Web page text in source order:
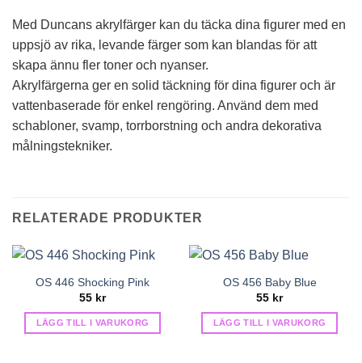
Med Duncans akrylfärger kan du täcka dina figurer med en
uppsjö av rika, levande färger som kan blandas för att
skapa ännu fler toner och nyanser.
Akrylfärgerna ger en solid täckning för dina figurer och är
vattenbaserade för enkel rengöring. Använd dem med
schabloner, svamp, torrborstning och andra dekorativa
målningstekniker.
RELATERADE PRODUKTER
OS 446 Shocking Pink
55 kr
LÄGG TILL I VARUKORG
OS 456 Baby Blue
55 kr
LÄGG TILL I VARUKORG